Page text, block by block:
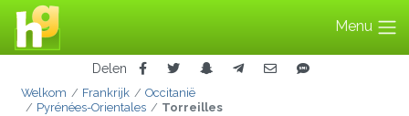
Menu
Delen
Welkom Frankrijk
Occitanië
Pyrénées-Orientales
Torreilles